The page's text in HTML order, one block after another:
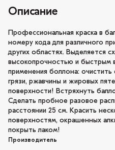
Описание
Профессиональная краска в
номеру кода для различного
других областях. Выделяется
высокопрочностью и быстрым
применения боллона:
грязи, ржавчины и жировых
поверхности! Встряхнуть
Сделать пробное разовое
расстоянии 25 см. Красить
поверхностям, окрашенных
покрыть лаком!
Производитель